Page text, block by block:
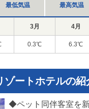
最低気温 最高気温
3月 4月
0.3℃ 6.3℃
ゾートホテルの紹
◆ペット同伴客室を